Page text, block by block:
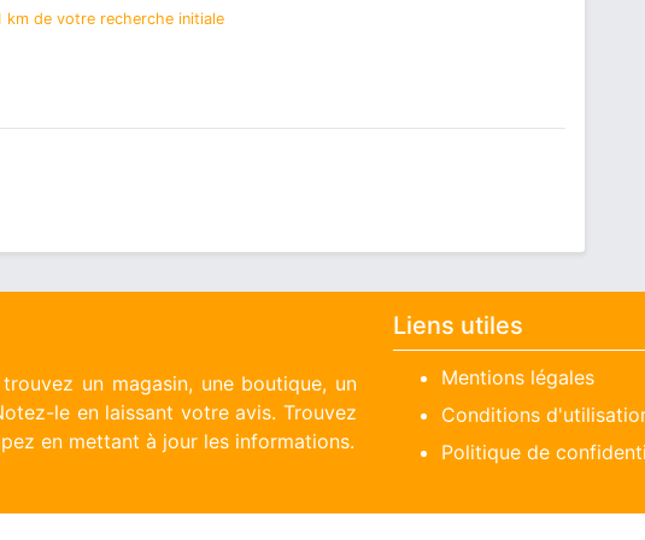
km de votre recherche initiale
un magasin, une boutique, un
le en laissant votre avis. Trouvez
en mettant à jour les informations.
Liens utiles
Mentions légales
Conditions
Politique de